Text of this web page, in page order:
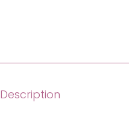
Description